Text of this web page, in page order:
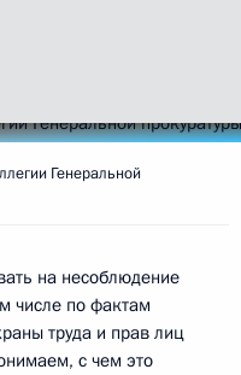
Генеральной
на несоблюдение
числе по фактам
труда и прав лиц
с чем это